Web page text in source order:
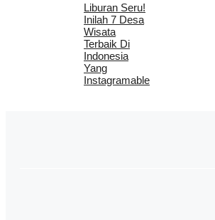
Liburan Seru!
Inilah 7 Desa
Wisata
Terbaik Di
Indonesia
Yang
Instagramable